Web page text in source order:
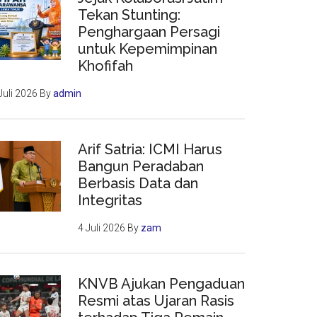
Tekan Stunting:
Penghargaan Persagi
untuk Kepemimpinan
Khofifah
2026 Byadmin
Arif Satria: ICMI Harus
Bangun Peradaban
Berbasis Data dan
Integritas
4 Juli 2026 By zam
KNVB Ajukan Pengaduan
Resmi atas Ujaran Rasis